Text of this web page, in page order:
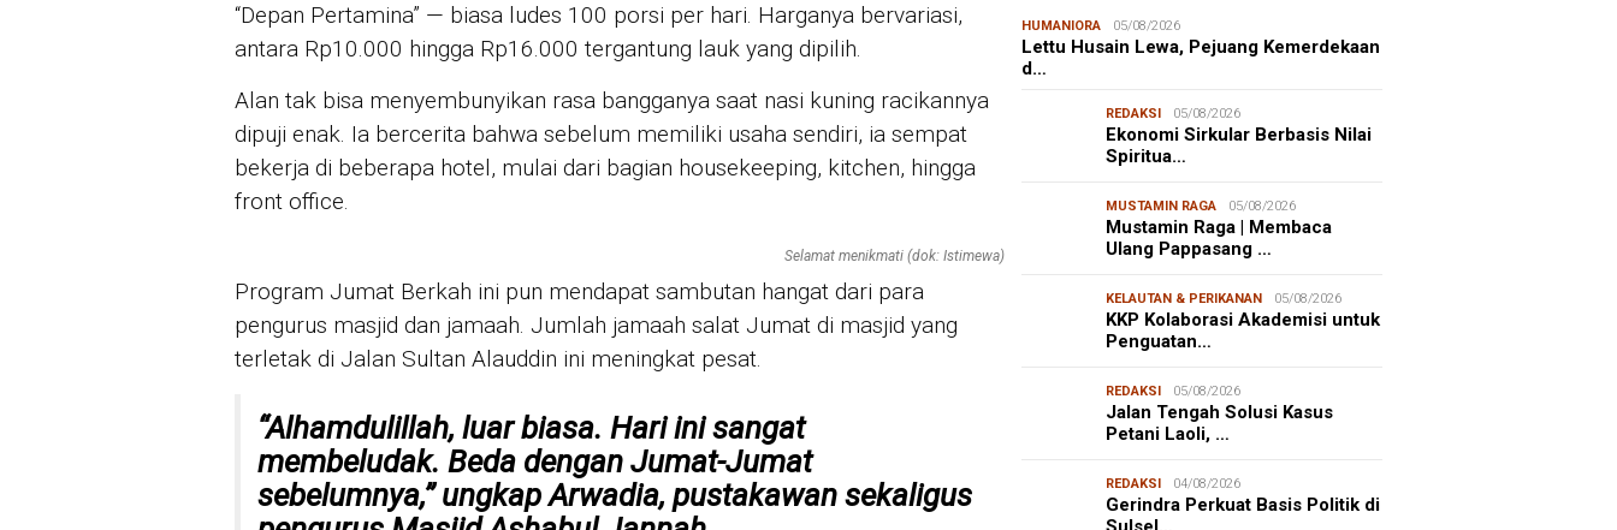
“Depan Pertamina” — biasa ludes 100 porsi per hari. Harganya bervariasi,
antara Rp10.000 hingga Rp16.000 tergantung lauk yang dipilih.
Alan tak bisa menyembunyikan rasa bangganya saat nasi kuning racikannya
dipuji enak. Ia bercerita bahwa sebelum memiliki usaha sendiri, ia sempat
bekerja di beberapa hotel, mulai dari bagian housekeeping, kitchen, hingga
front office.
Selamat menikmati (dok: Istimewa)
Program Jumat Berkah ini pun mendapat sambutan hangat dari para
pengurus masjid dan jamaah. Jumlah jamaah salat Jumat di masjid yang
terletak di Jalan Sultan Alauddin ini meningkat pesat.
“Alhamdulillah, luar biasa. Hari ini sangat
membeludak. Beda dengan Jumat-Jumat
sebelumnya,” ungkap Arwadia, pustakawan sekaligus
HUMANIORA 05/08/2026
Lettu Husain Lewa, Pejuang Kemerdekaan
d…
REDAKSI 05/08/2026
Ekonomi Sirkular Berbasis Nilai
Spiritua…
MUSTAMIN RAGA 05/08/2026
Mustamin Raga | Membaca
Ulang Pappasang …
KELAUTAN & PERIKANAN 05/08/2026
KKP Kolaborasi Akademisi untuk
Penguatan…
REDAKSI 05/08/2026
Jalan Tengah Solusi Kasus
Petani Laoli, …
REDAKSI 04/08/2026
Gerindra Perkuat Basis Politik di